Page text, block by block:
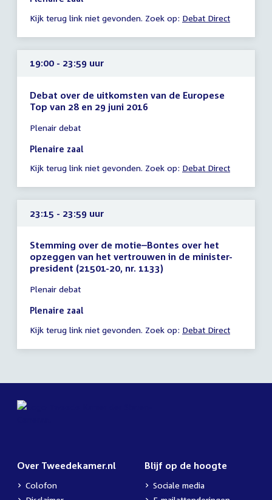
23:59
Kijk terug link niet gevonden. Zoek op: Debat Direct
19:00 - 23:59 uur
Debat over de uitkomsten van de Europese
Top van 28 en 29 juni 2016
vergadering
19:00
23:59
Plenair debat
Plenaire zaal
Kijk terug link niet gevonden. Zoek op: Debat Direct
23:15 - 23:59 uur
Stemming over de motie–Bontes over het
opzeggen van het vertrouwen in de minister-
president (21501-20, nr. 1133)
vergadering
23:15
23:59
Plenair debat
Plenaire zaal
Kijk terug link niet gevonden. Zoek op: Debat Direct
Over Tweedekamer.nl
Colofon
Blijf op de hoogte
Sociale media